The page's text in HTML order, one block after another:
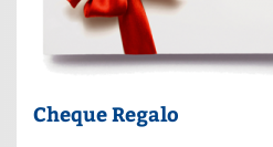
Cheque Regalo